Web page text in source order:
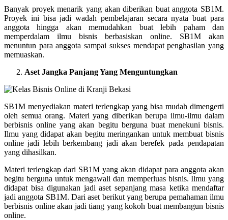
Banyak proyek menarik yang akan diberikan buat anggota SB1M.
Proyek ini bisa jadi wadah pembelajaran secara nyata buat para
anggota hingga akan memudahkan buat lebih paham dan
memperdalam ilmu bisnis berbasiskan online. SB1M akan
menuntun para anggota sampai sukses mendapat penghasilan yang
memuaskan.
Aset Jangka Panjang Yang Menguntungkan
SB1M menyediakan materi terlengkap yang bisa mudah dimengerti
oleh semua orang. Materi yang diberikan berupa ilmu-ilmu dalam
berbisnis online yang akan begitu berguna buat menekuni bisnis.
Ilmu yang didapat akan begitu meringankan untuk membuat bisnis
online jadi lebih berkembang jadi akan berefek pada pendapatan
yang dihasilkan.
Materi terlengkap dari SB1M yang akan didapat para anggota akan
begitu berguna untuk mengawali dan memperluas bisnis. Ilmu yang
didapat bisa digunakan jadi aset sepanjang masa ketika mendaftar
jadi anggota SB1M. Dari aset berikut yang berupa pemahaman ilmu
berbisnis online akan jadi tiang yang kokoh buat membangun bisnis
online.